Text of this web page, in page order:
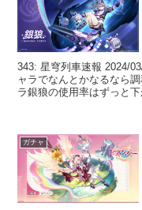
343: 星穹列車速報 2024/
ャラでなんとかなるなら
ラ銀狼の使用率はずっと
ガチャ